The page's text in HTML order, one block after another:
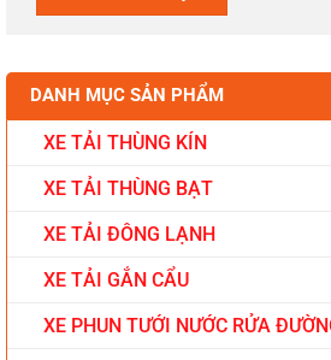
DANH MỤC SẢN PHẨM
XE TẢI THÙNG KÍN
XE TẢI THÙNG BẠT
XE TẢI ĐÔNG LẠNH
XE TẢI GẮN CẨU
XE PHUN TƯỚI NƯỚC RỬA